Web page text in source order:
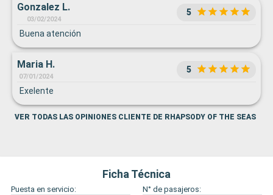
Gonzalez L.
03/02/2024
5
Buena atención
Maria H.
07/01/2024
5
Exelente
VER TODAS LAS OPINIONES CLIENTE DE RHAPSODY OF THE SEAS
Ficha Técnica
Puesta en servicio:
N° de pasajeros: